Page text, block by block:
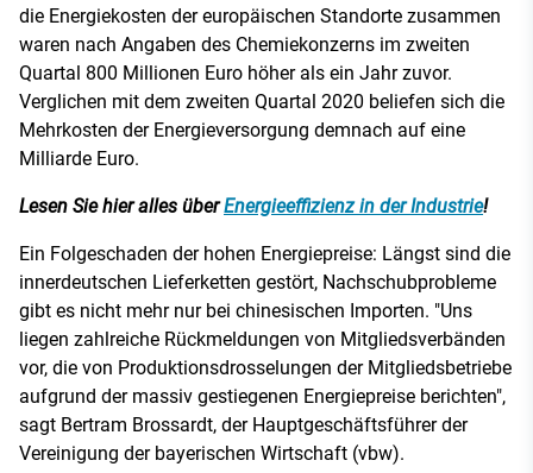
die Energiekosten der europäischen Standorte zusammen
waren nach Angaben des Chemiekonzerns im zweiten
Quartal 800 Millionen Euro höher als ein Jahr zuvor.
Verglichen mit dem zweiten Quartal 2020 beliefen sich die
Mehrkosten der Energieversorgung demnach auf eine
Milliarde Euro.
Lesen Sie hier alles überEnergieeffizienz in der Industrie!
Ein Folgeschaden der hohen Energiepreise: Längst sind die
innerdeutschen Lieferketten gestört, Nachschubprobleme
gibt es nicht mehr nur bei chinesischen Importen. "Uns
liegen zahlreiche Rückmeldungen von Mitgliedsverbänden
vor, die von Produktionsdrosselungen der Mitgliedsbetriebe
aufgrund der massiv gestiegenen Energiepreise berichten",
sagt Bertram Brossardt, der Hauptgeschäftsführer der
Vereinigung der bayerischen Wirtschaft (vbw).